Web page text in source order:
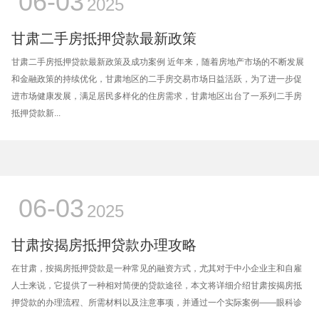
2025
甘肃二手房抵押贷款最新政策
甘肃二手房抵押贷款最新政策及成功案例 近年来，随着房地产市场的不断发展
和金融政策的持续优化，甘肃地区的二手房交易市场日益活跃，为了进一步促
进市场健康发展，满足居民多样化的住房需求，甘肃地区出台了一系列二手房
抵押贷款新...
06-03 2025
甘肃按揭房抵押贷款办理攻略
在甘肃，按揭房抵押贷款是一种常见的融资方式，尤其对于中小企业主和自雇
人士来说，它提供了一种相对简便的贷款途径，本文将详细介绍甘肃按揭房抵
押贷款的办理流程、所需材料以及注意事项，并通过一个实际案例——眼科诊